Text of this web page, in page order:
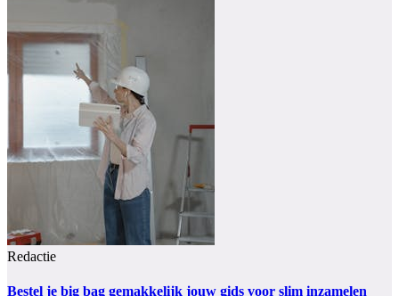
Redactie
Bestel je big bag gemakkelijk jouw gids voor slim inzamelen